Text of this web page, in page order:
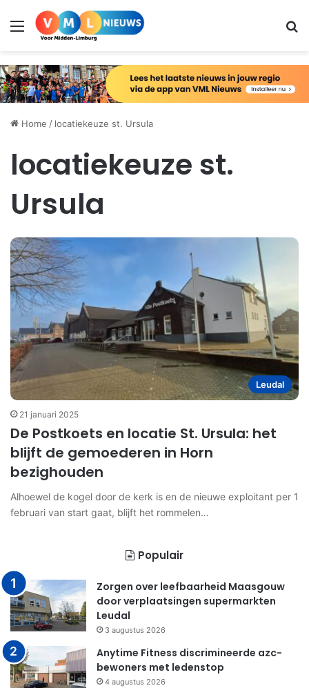
Menu
Home / locatiekeuze st. Ursula
locatiekeuze st.
Ursula
Leudal
21 januari 2025
De Postkoets en locatie St. Ursula: het
blijft de gemoederen in Horn
bezighouden
Alhoewel de kogel door de kerk is en de nieuwe exploitant per 1
februari van start gaat, blijft het rommelen…
Populair
Zorgen over leefbaarheid Maasgouw
door verplaatsingen supermarkten
Leudal
3 augustus 2026
Anytime Fitness discrimineerde azc-
bewoners met ledenstop
4 augustus 2026